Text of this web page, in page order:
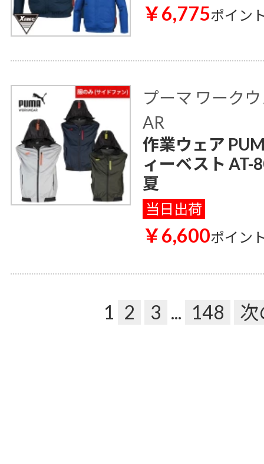
￥6,775ポイン
プーマ ワーク
AR
作業ウェア
ィーベスト AT-
夏
当日出荷
￥6,600ポイン
1 2 3 ... 148 次